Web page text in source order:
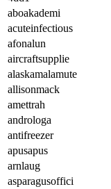
aboakademi
acuteinfectious
afonalun
aircraftsupplie
alaskamalamute
allisonmack
amettrah
androloga
antifreezer
apusapus
arnlaug
asparagusoffici